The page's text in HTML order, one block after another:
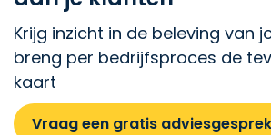
Krijg inzicht in de beleving van
breng per bedrijfsproces de
kaart
Vraag een gratis